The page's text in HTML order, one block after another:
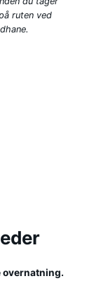
ruten ved
overnatning.